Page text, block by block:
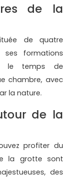
de la
de quatre
ses formations
le temps de
chambre, avec
la nature.
de la
profiter du
la grotte sont
des